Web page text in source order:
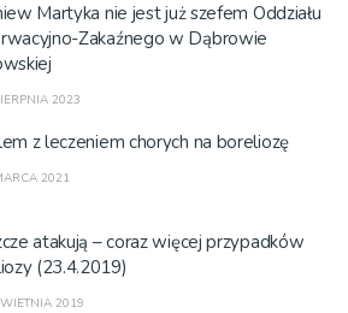
Martyka nie jest już szefem Oddziału
Zakaźnego w Dąbrowie
2023
z leczeniem chorych na boreliozę
2021
atakują – coraz więcej przypadków
(23.4.2019)
2019